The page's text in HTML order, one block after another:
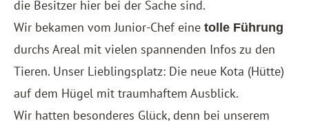
die Besitzer hier bei der Sache sind.
Wir bekamen vom Junior-Chef eine tolle Führung
durchs Areal mit vielen spannenden Infos zu den
Tieren. Unser Lieblingsplatz: Die neue Kota (Hütte)
auf dem Hügel mit traumhaftem Ausblick.
Wir hatten besonderes Glück, denn bei unserem